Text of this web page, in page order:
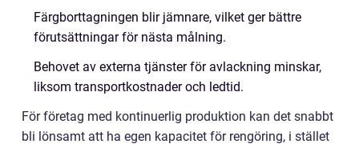
Färgborttagningen blir jämnare, vilket ger bättre
förutsättningar för nästa målning.
Behovet av externa tjänster för avlackning minskar,
liksom transportkostnader och ledtid.
För företag med kontinuerlig produktion kan det snabbt
bli lönsamt att ha egen kapacitet för rengöring, i stället